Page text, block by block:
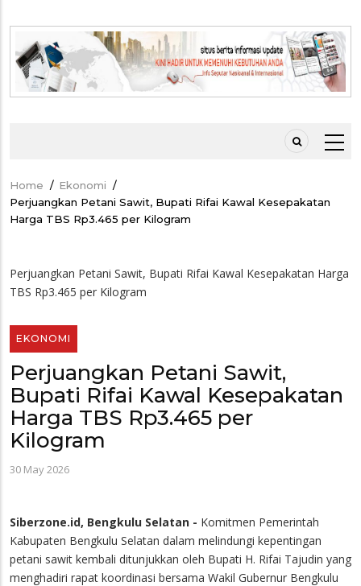
Breadcrumb
Home / Ekonomi /
Perjuangkan Petani Sawit, Bupati Rifai Kawal Kesepakatan
Harga TBS Rp3.465 per Kilogram
Perjuangkan Petani Sawit, Bupati Rifai Kawal Kesepakatan Harga
TBS Rp3.465 per Kilogram
EKONOMI
Perjuangkan Petani Sawit,
Bupati Rifai Kawal Kesepakatan
Harga TBS Rp3.465 per
Kilogram
30 May 2026
Siberzone.id, Bengkulu Selatan - Komitmen Pemerintah
Kabupaten Bengkulu Selatan dalam melindungi kepentingan
petani sawit kembali ditunjukkan oleh Bupati H. Rifai Tajudin yang
menghadiri rapat koordinasi bersama Wakil Gubernur Bengkulu